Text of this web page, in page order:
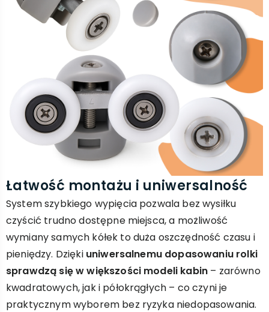
Łatwość montażu i uniwersalność
System szybkiego wypięcia pozwala bez wysiłku
czyścić trudno dostępne miejsca, a możliwość
wymiany samych kółek to duża oszczędność czasu i
pieniędzy. Dzięki uniwersalnemu dopasowaniu rolki
sprawdzą się w większości modeli kabin – zarówno
kwadratowych, jak i półokrągłych – co czyni je
praktycznym wyborem bez ryzyka niedopasowania.